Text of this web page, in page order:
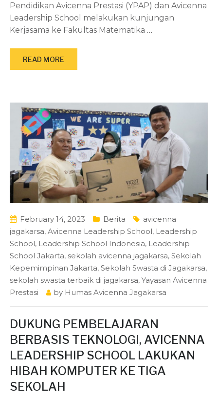
Pendidikan Avicenna Prestasi (YPAP) dan Avicenna
Leadership School melakukan kunjungan
Kerjasama ke Fakultas Matematika …
READ MORE
February 14, 2023 Berita
avicenna
jagakarsa, Avicenna Leadership School, Leadership
School, Leadership School Indonesia, Leadership
School Jakarta, sekolah avicenna jagakarsa, Sekolah
Kepemimpinan Jakarta, Sekolah Swasta di Jagakarsa,
sekolah swasta terbaik di jagakarsa, Yayasan Avicenna
Prestasi
by Humas Avicenna Jagakarsa
DUKUNG PEMBELAJARAN
BERBASIS TEKNOLOGI, AVICENNA
LEADERSHIP SCHOOL LAKUKAN
HIBAH KOMPUTER KE TIGA
SEKOLAH